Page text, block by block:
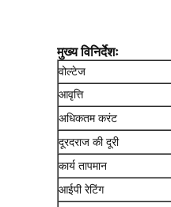
मुख्य विनिर्देशः
वोल्टेज
आवृत्ति
अधिकतम करंट
दूरदराज की दूरी
कार्य तापमान
आईपी रेटिंग